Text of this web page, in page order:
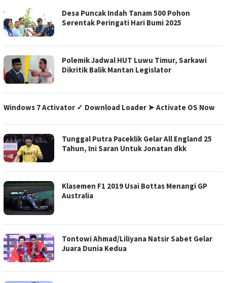
Desa Puncak Indah Tanam 500 Pohon
Serentak Peringati Hari Bumi 2025
Polemik Jadwal HUT Luwu Timur, Sarkawi
Dikritik Balik Mantan Legislator
Windows 7 Activator ✓ Download Loader ➤ Activate OS Now
Tunggal Putra Paceklik Gelar All England 25
Tahun, Ini Saran Untuk Jonatan dkk
Klasemen F1 2019 Usai Bottas Menangi GP
Australia
Tontowi Ahmad/Liliyana Natsir Sabet Gelar
Juara Dunia Kedua